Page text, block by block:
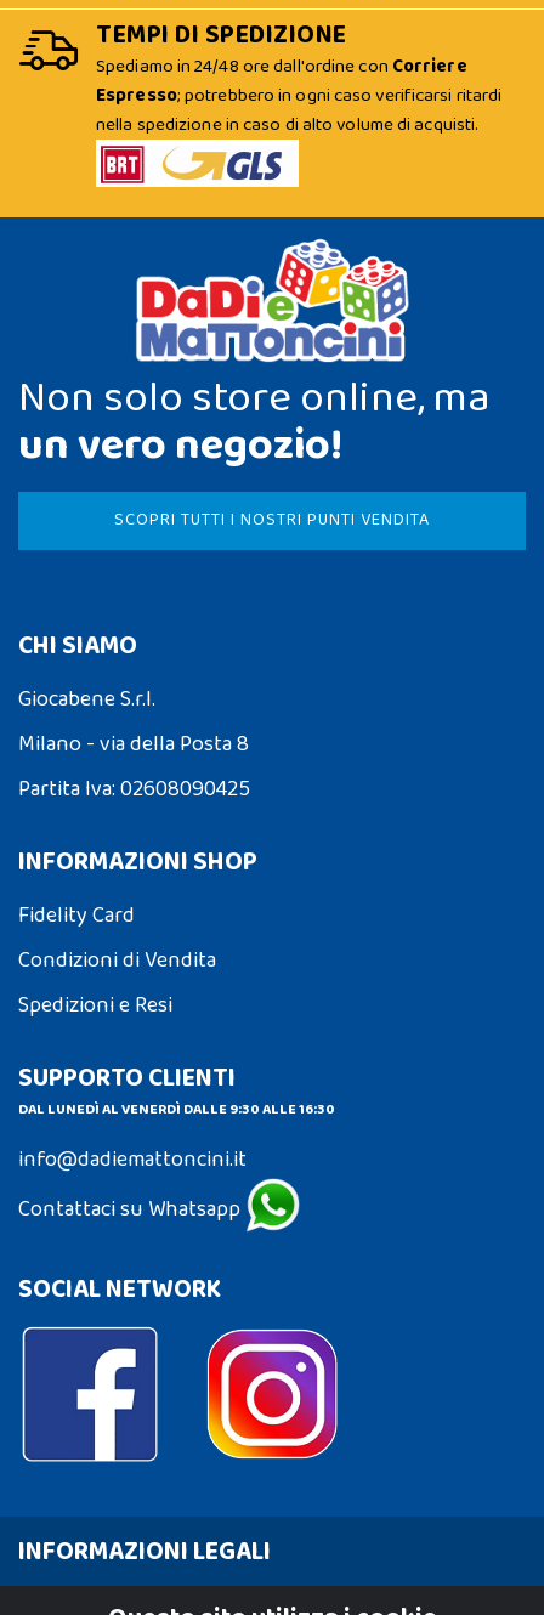
TEMPI DI SPEDIZIONE
Spediamo in 24/48 ore dall'ordine con Corriere
Espresso; potrebbero in ogni caso verificarsi ritardi
nella spedizione in caso di alto volume di acquisti.
Non solo store online, ma
un vero negozio!
SCOPRI TUTTI I NOSTRI PUNTI VENDITA
CHI SIAMO
Giocabene S.r.l.
Milano - via della Posta 8
Partita Iva: 02608090425
INFORMAZIONI SHOP
Fidelity Card
Condizioni di Vendita
Spedizioni e Resi
SUPPORTO CLIENTI
DAL LUNEDÌ AL VENERDÌ DALLE 9:30 ALLE 16:30
info@dadiemattoncini.it
Contattaci su Whatsapp
SOCIAL NETWORK
INFORMAZIONI LEGALI
Cookie Policy